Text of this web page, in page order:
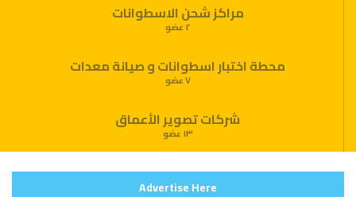
مراكز شحن الاسطوانات
٢ عضو
محطة اختبار اسطوانات و صيانة معدات
٧ عضو
شركات تصوير الأعماق
١٣ عضو
Advertise Here